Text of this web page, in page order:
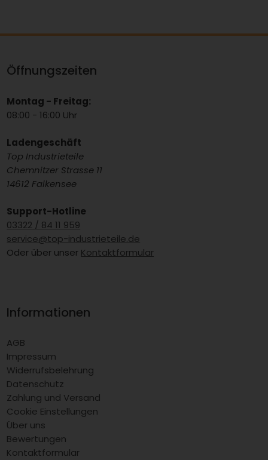
Öffnungszeiten
Montag - Freitag:
08:00 - 16:00 Uhr
Ladengeschäft
Top Industrieteile
Chemnitzer Strasse 11
14612 Falkensee
Support-Hotline
03322 / 84 11 959
service@top-industrieteile.de
Oder über unser Kontaktformular
Informationen
AGB
Impressum
Widerrufsbelehrung
Datenschutz
Zahlung und Versand
Cookie Einstellungen
Über uns
Bewertungen
Kontaktformular